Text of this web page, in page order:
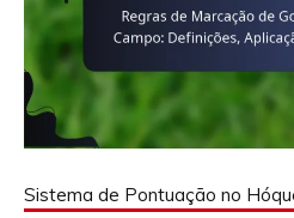
Sistema de Pontuação no